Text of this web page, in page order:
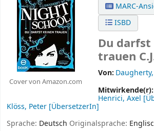
Cover von Amazon.com
MARC-
ISBD
Du
trauen
Von: Daugherty,
Mitwirkende(r):
Henrici, Axel
Klöss, Peter [ÜbersetzerIn]
Sprache: Deutsch Originalsprache: